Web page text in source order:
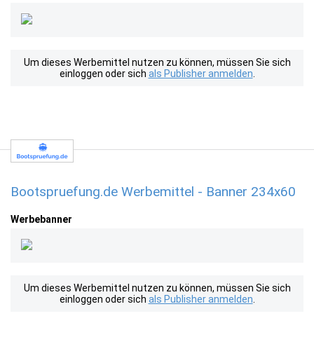
Um dieses Werbemittel nutzen zu können, müssen Sie sich
einloggen oder sich als Publisher anmelden
Bootspruefung.de Werbemittel - Banner 234x60
Werbebanner
Um dieses Werbemittel nutzen zu können, müssen Sie sich
einloggen oder sich als Publisher anmelden